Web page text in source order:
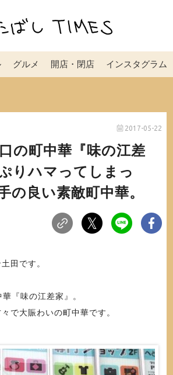
グルメ 開店・閉店 インスタグラム
2017-05-22
の町中華『味の江差
りハマってしまっ
の良い素敵町中華。
田です。
『味の江差家』。
で大賑わいの町中華です。